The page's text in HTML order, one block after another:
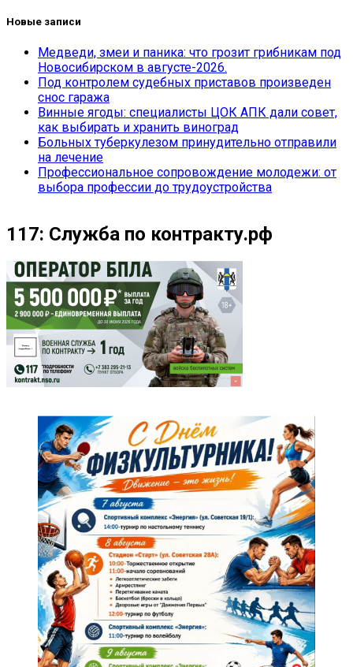
Новые записи
Медведи, змеи и паника: что грозит грибникам под
Новосибирском в августе-2026.
Под контролем судебных приставов произведен
снос гаража
Винные ягоды: специалисты ЦОК АПК дали совет,
как выбирать и хранить виноград
Больных туберкулезом принудительно отправили
на лечение
Профессиональное сопровождение молодежи: от
выбора профессии до трудоустройства
117: Служба по контракту.рф